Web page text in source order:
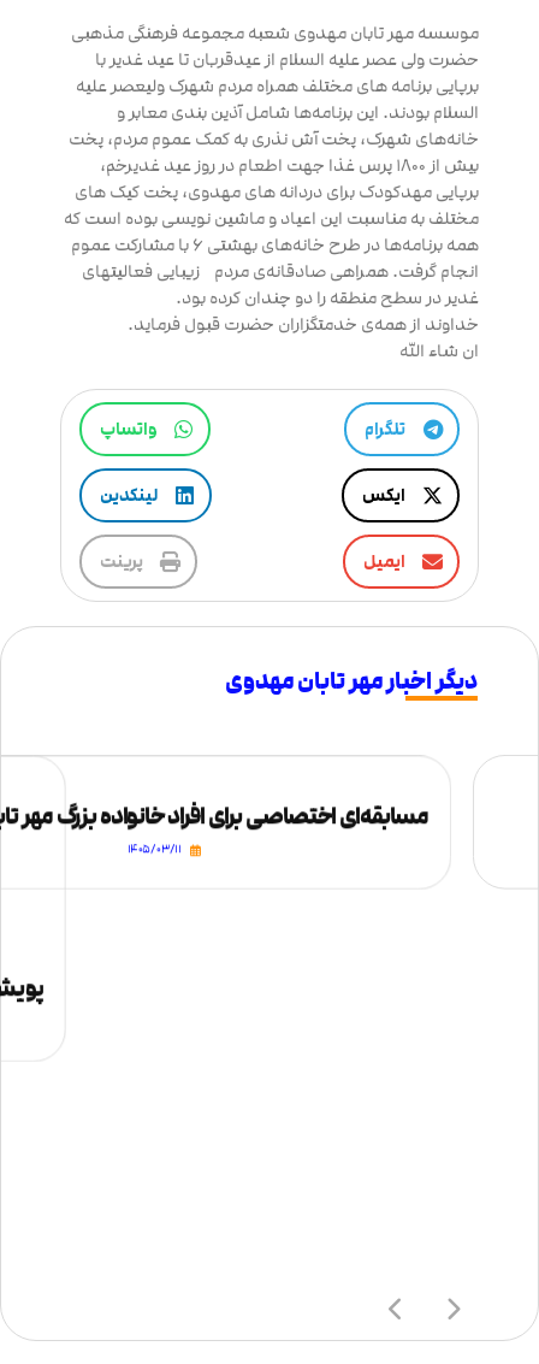
موسسه مهر تابان مهدوی شعبه مجموعه فرهنگی مذهبی
حضرت ولی عصر علیه السلام از عیدقربان تا عید غدیر با
برپایی برنامه های مختلف همراه مردم شهرک ولیعصر علیه
السلام بودند. این برنامه‌ها شامل آذین بندی معابر و
خانه‌های شهرک، پخت آش نذری به کمک عموم مردم، پخت
بیش از ۱۸۰۰ پرس غذا جهت اطعام در روز عید غدیرخم،
برپایی مهدکودک برای دردانه های مهدوی، پخت کیک های
مختلف به مناسبت این اعیاد و ماشین نویسی بوده است که
همه برنامه‌ها در طرح خانه‌های بهشتی ۶ با مشارکت عموم
انجام گرفت. همراهی صادقانه‌ی مردم زیبایی فعالیتهای
غدیر در سطح منطقه را دو چندان کرده بود.
خداوند از همه‌ی خدمتگزاران حضرت قبول فرماید.
ان شاء الله
تلگرام واتساپ
ایکس لینکدین
ایمیل پرینت
دیگر اخبار مهر تابان مهدوی
پویش
مسابقه‌ای اختصاصی برای افراد خانواده بزرگ مهر
۱۴۰۵/۰۳/۱۱